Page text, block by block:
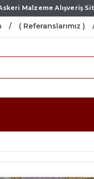
Malzeme Alışveriş
( Referanslarımız )